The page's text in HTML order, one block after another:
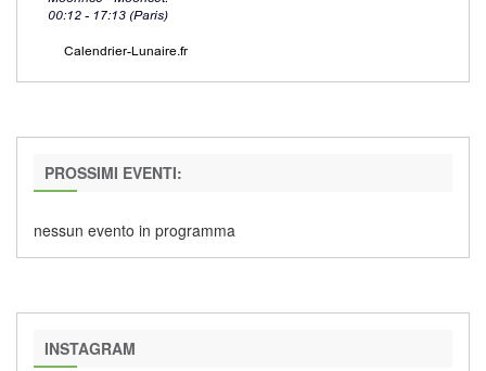
PROSSIMI EVENTI:
nessun evento in programma
INSTAGRAM